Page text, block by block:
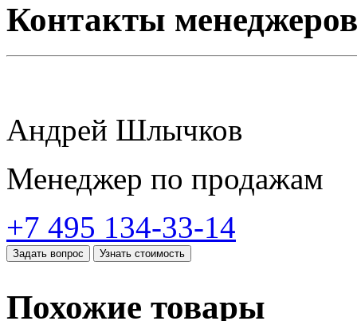
Контакты менеджеров
Андрей Шлычков
Менеджер по продажам
+7 495 134-33-14
Задать вопрос Узнать стоимость
Похожие товары